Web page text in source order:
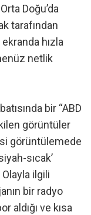
Doğu’da
tarafından
hızla
netlik
bir “ABD
görüntüler
görüntülemede
sıcak’
ilgili
bir radyo
aldığı ve kısa